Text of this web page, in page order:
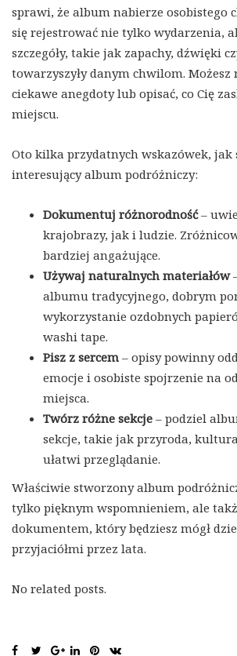
sprawi, że album nabierze osobistego
się rejestrować nie tylko wydarzenia,
szczegóły, takie jak zapachy, dźwięki
towarzyszyły danym chwilom. Możesz
ciekawe anegdoty lub opisać, co Cię
miejscu.
Oto kilka przydatnych wskazówek, jak
interesujący album podróżniczy:
Dokumentuj różnorodność–
krajobrazy, jak i ludzie.
bardziej angażujące.
Używaj naturalnych materiałów
albumu tradycyjnego, dobrym
wykorzystanie ozdobnych
washi tape.
Pisz z sercem – opisy powinny
emocje i osobiste spojrzenie na
miejsca.
Twórz różne sekcje – podziel
sekcje, takie jak przyroda,
ułatwi przeglądanie.
Właściwie stworzony album
tylko pięknym wspomnieniem, ale
dokumentem, który będziesz mógł
przyjaciółmi przez lata.
No related posts.